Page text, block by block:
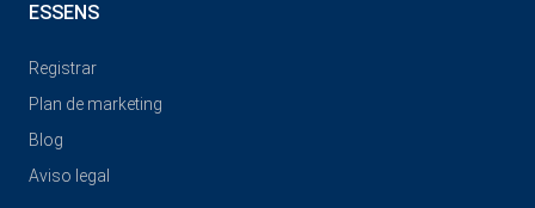
ESSENS
Registrar
Plan de marketing
Blog
Aviso legal